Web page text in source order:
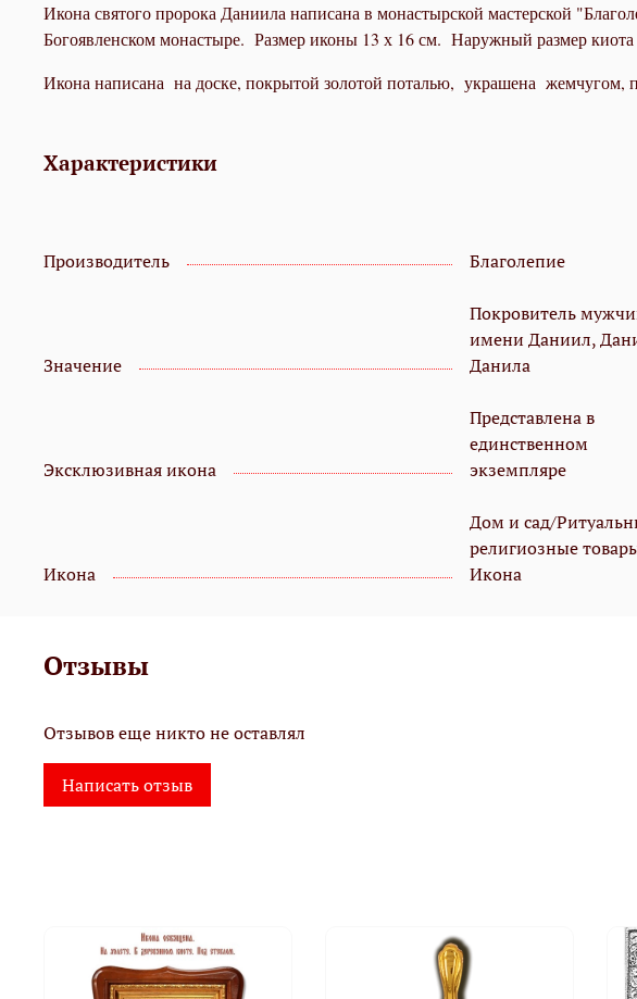
Икона святого пророка Даниила написана в монастырской мастерской
Богоявленском монастыре. Размер иконы 13 х 16 см. Наружный размер киота
Икона написана на доске, покрытой золотой поталью, украшена жемчугом,
Характеристики
Производитель Благолепие
Значение
Покровитель
имени Даниил,
Данила
Эксклюзивная икона
Представлена в
единственном
экземпляре
Икона
Дом и сад/
религиозные
Икона
Отзывы
Отзывов еще никто не оставлял
Написать отзыв